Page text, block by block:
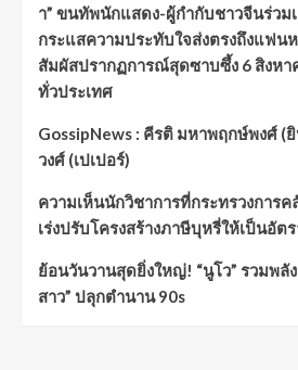
า” ขนทัพนักแสดง-ผู้กำกับชาวจีนร่วม
กระแสความประทับใจส่งตรงถึงแฟน
สัมผัสปรากฏการณ์สุดซาบซึ้ง 6 สิงหา
ทั่วประเทศ
GossipNews : คีรติ มหาพฤกษ์พงศ์ (
วงศ์ (เปเปอร์)
ความเห็นนักวิชาการที่กระทรวงการค
เร่งปรับโครงสร้างภาษีบุหรี่ให้เป็นอัต
ย้อนวันวานสุดยิ่งใหญ่! “นูโว” รวมพลัง
สาว” ปลุกตำนาน 90s